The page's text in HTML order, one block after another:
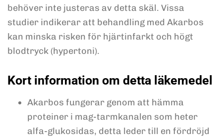
behöver inte justeras av detta skäl. Vissa
studier indikerar att behandling med Akarbos
kan minska risken för hjärtinfarkt och högt
blodtryck (hypertoni).
Kort information om detta läkemedel
Akarbos fungerar genom att hämma
proteiner i mag-tarmkanalen som heter
alfa-glukosidas, detta leder till en fördröjd